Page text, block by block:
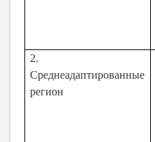
2.
Среднеадаптированные
регион